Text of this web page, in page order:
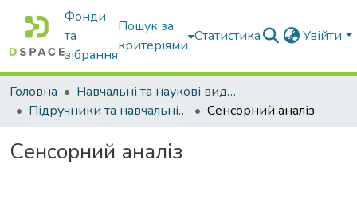
Фонди
та
зібрання
Пошук за
критеріями
Статистика Увійти
Головна
Навчальні та наукові видання
Підручники та навчальні посібники
Сенсорний аналіз
Сенсорний аналіз